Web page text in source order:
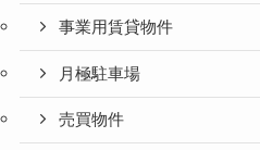
事業用賃貸物件
月極駐車場
売買物件